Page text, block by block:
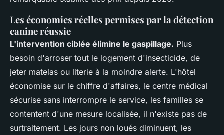
Les économies réelles permises par la détection
canine réussie
L'intervention ciblée élimine le gaspillage. Plus
besoin d'arroser tout le logement d'insecticide, de
jeter matelas ou literie à la moindre alerte. L'hôtel
économise sur le chiffre d'affaires, le centre médical
sécurise sans interrompre le service, les familles se
contentent d'une mesure localisée, il n'existe pas de
surtraitement. Les jours non loués diminuent, les